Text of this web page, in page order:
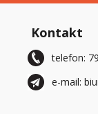
Kontakt
telefon:
e-mail: